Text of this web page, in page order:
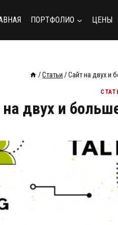
ПОРТФОЛИО ЦЕНЫ
/Статьи /Сайт на двух и
на двух и